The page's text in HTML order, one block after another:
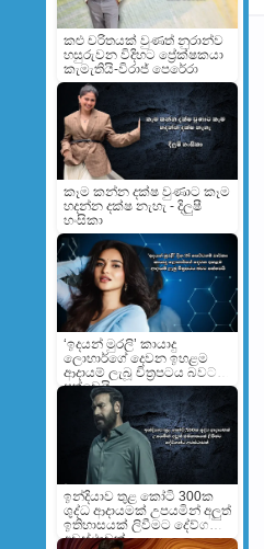
කළු චරිතයක් වුණත් නුරාන්ව
හසුරුවන විදිහට ප්‍රේක්ෂකයා
කැමැතියි-විරාජ් පෙරේරා
කෑම කන්න දක්ෂ වුණාට කෑම
හදන්න දක්ෂ නැහැ - දිලුෂී
හංසිකා
‘ඉදයන් මුරලි’ කායාදු
ලොහාර්ගේ දෙවන ඉහළම
ආදායම් ලැබූ චිත්‍රපටය බවට
පත්වෙයි
ඉන්දියාව තුළ කෝටි 300ක
ශුද්ධ ආදායමක් උපයමින් අලුත්
ඉතිහාසයක් ලිවීමට දේව්ගන්ට
අවස්ථාවක්